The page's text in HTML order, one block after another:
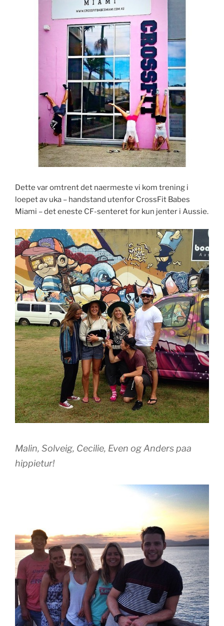
Dette var omtrent det naermeste vi kom trening i
loepet av uka – handstand utenfor CrossFit Babes
Miami – det eneste CF-senteret for kun jenter i Aussie.
Malin, Solveig, Cecilie, Even og Anders paa
hippietur!